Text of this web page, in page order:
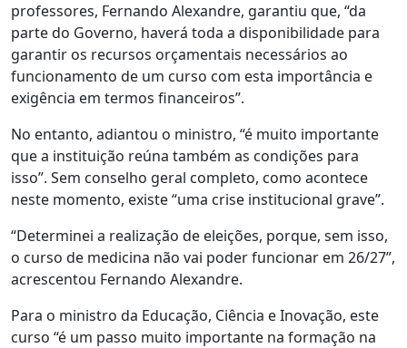
professores, Fernando Alexandre, garantiu que, “da
parte do Governo, haverá toda a disponibilidade para
garantir os recursos orçamentais necessários ao
funcionamento de um curso com esta importância e
exigência em termos financeiros”.
No entanto, adiantou o ministro, “é muito importante
que a instituição reúna também as condições para
isso”. Sem conselho geral completo, como acontece
neste momento, existe “uma crise institucional grave”.
“Determinei a realização de eleições, porque, sem isso,
o curso de medicina não vai poder funcionar em 26/27”,
acrescentou Fernando Alexandre.
Para o ministro da Educação, Ciência e Inovação, este
curso “é um passo muito importante na formação na